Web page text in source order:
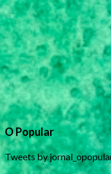
O Popular
Tweets by